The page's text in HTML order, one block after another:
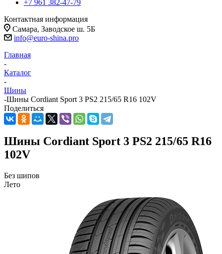
+7 961 382-47-79
Контактная информация
Самара, Заводское ш. 5Б
info@euro-shina.pro
Главная
-
Каталог
-
Шины
-Шины Cordiant Sport 3 PS2 215/65 R16 102V
Поделиться
Шины Cordiant Sport 3 PS2 215/65 R16
102V
Без шипов
Лето